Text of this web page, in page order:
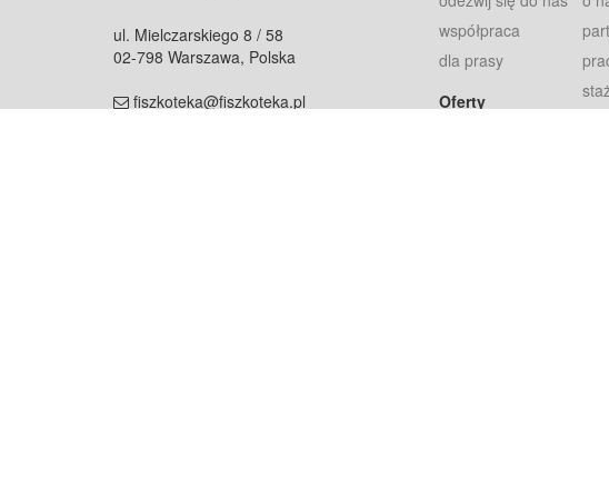
ul. Mielczarskiego 8 / 58
02-798 Warszawa, Polska
fiszkoteka@fiszkoteka.pl
współpraca
dla prasy
Oferty